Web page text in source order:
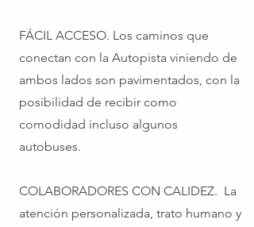
FÁCIL ACCESO. Los caminos que
conectan con la Autopista viniendo de
ambos lados son pavimentados, con la
posibilidad de recibir como
comodidad incluso algunos
autobuses.
COLABORADORES CON CALIDEZ. La
atención personalizada, trato humano y